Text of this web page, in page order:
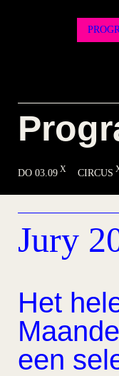
DO 03.09 CIRCUS
Jury
Het
een